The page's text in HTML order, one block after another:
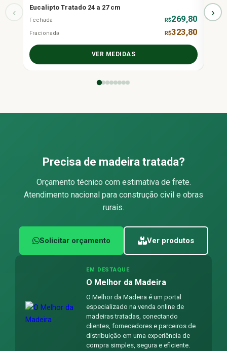
‹ Eucalipto Tratado 24 a 27 cm
Fechada R$269,80
Fracionada R$323,80
VER MEDIDAS
›
Precisa de madeira tratada?
Orçamento técnico com estimativa de frete.
Atendimento nacional para construção civil e obras
rurais.
Solicitar orçamento Ver produtos
EM DESTAQUE
O Melhor da Madeira
O Melhor da Madeira é um portal
especializado na venda online de
madeiras tratadas, conectando
clientes, fornecedores e parceiros de
distribuição em uma experiência de
compra simples, segura e eficiente.